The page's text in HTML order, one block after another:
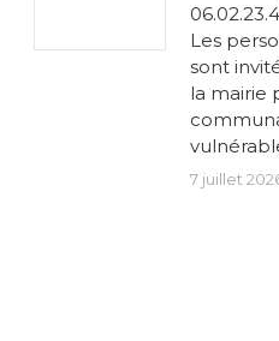
Les
sont
la mairie
7 juillet